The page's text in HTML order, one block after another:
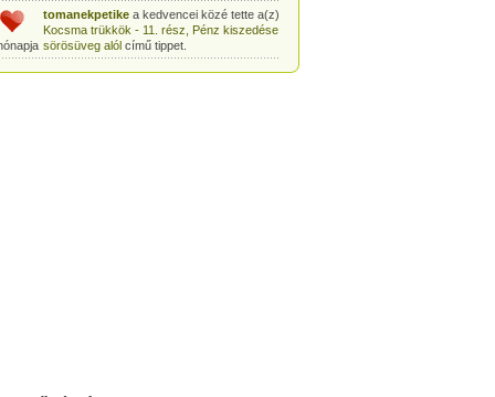
tomanekpetikea kedvencei közé tette a(z)
Kocsma trükkök - 11. rész, Pénz kiszedése
sörösüveg alólcímű tippet.
tomanekpetikea kedvencei közé tette a(z)